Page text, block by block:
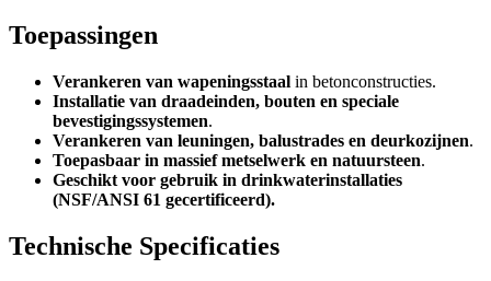
Toepassingen
Verankeren van wapeningsstaal in betonconstructies.
Installatie van draadeinden, bouten en speciale
bevestigingssystemen.
Verankeren van leuningen, balustrades en deurkozijnen.
Toepasbaar in massief metselwerk en natuursteen.
Geschikt voor gebruik in drinkwaterinstallaties
(NSF/ANSI 61 gecertificeerd).
Technische Specificaties